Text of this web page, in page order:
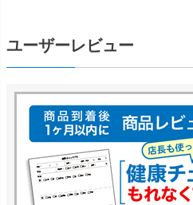
ユーザーレビュー